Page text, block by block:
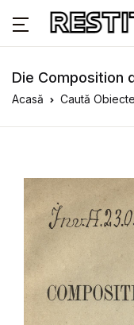
Die Composition
Acasă Caută